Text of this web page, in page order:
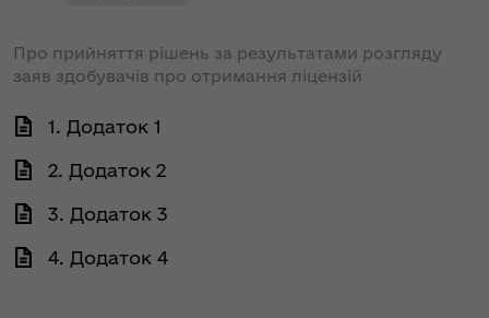
Про прийняття рішень за результатами розгляду
заяв здобувачів про отримання ліцензій
1. Додаток 1
2. Додаток 2
3. Додаток 3
4. Додаток 4